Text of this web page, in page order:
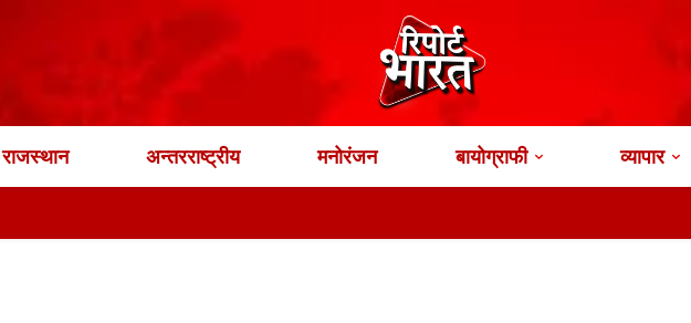
राजस्थान अन्तरराष्ट्रीय मनोरंजन बायोग्राफी व्यापार